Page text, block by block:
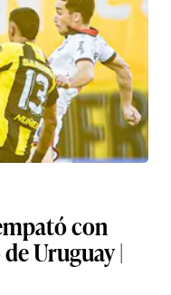
con
Uruguay |